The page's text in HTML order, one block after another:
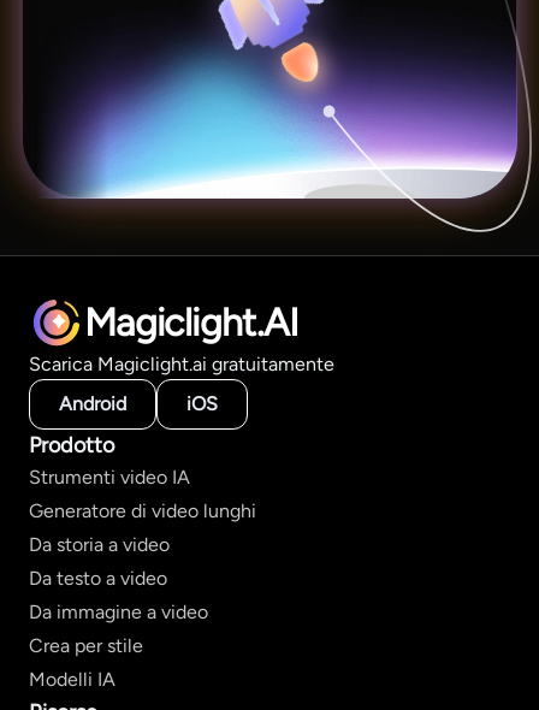
Magiclight.AI
Scarica Magiclight.ai gratuitamente
Android
iOS
Prodotto
Strumenti video IA
Generatore di video lunghi
Da storia a video
Da testo a video
Da immagine a video
Crea per stile
Modelli IA